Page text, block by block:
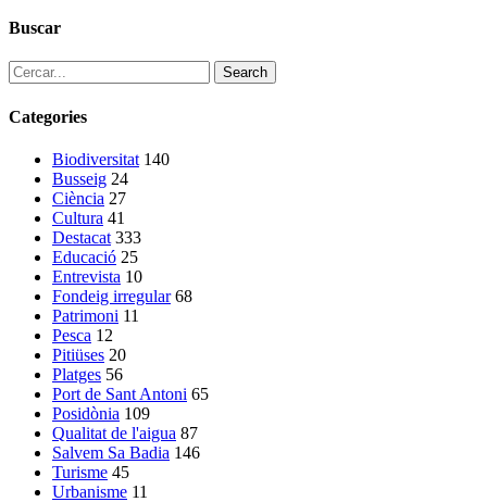
Buscar
Search
Categories
Biodiversitat 140
Busseig 24
Ciència 27
Cultura 41
Destacat 333
Educació 25
Entrevista 10
Fondeig irregular 68
Patrimoni 11
Pesca 12
Pitiüses 20
Platges 56
Port de Sant Antoni 65
Posidònia 109
Qualitat de l'aigua 87
Salvem Sa Badia 146
Turisme 45
Urbanisme 11